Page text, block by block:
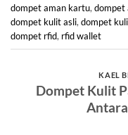
dompet aman kartu, dompet
dompet kulit asli, dompet
dompet rfid, rfid wallet
KAEL
Dompet Kulit